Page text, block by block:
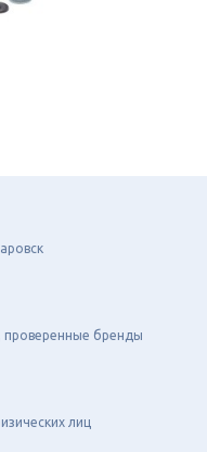
проверенные бренды
лиц